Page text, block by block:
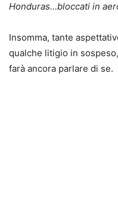
Honduras…bloccati in
Insomma, tante
qualche litigio in
farà ancora parlare di se.